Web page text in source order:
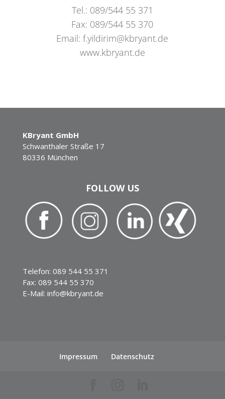
Tel.: 089/544 55 371
Fax: 089/544 55 370
Email: f.yildirim@kbryant.de
www.kbryant.de
KBryant GmbH
Schwanthaler Straße 17
80336 München
FOLLOW US
Telefon: 089 544 55 371
Fax: 089 544 55 370
E-Mail: info@kbryant.de
Impressum Datenschutz